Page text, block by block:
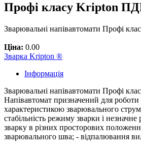
Профі класу Kripton
Зварювальні напівавтомати Профі
Ціна: 0.00
Зварка Kripton ®
Інформація
Зварювальні напівавтомати Профі
Напівавтомат призначений для
характеристикою зварювального
стабільність режиму зварки і
зварку в різних просторових
зварювального шва; - відпалювання